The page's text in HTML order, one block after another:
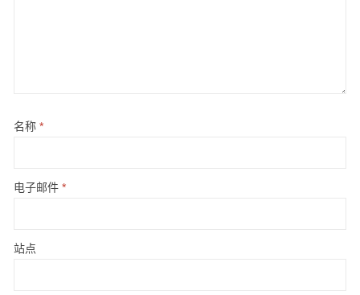
名称 *
电子邮件 *
站点